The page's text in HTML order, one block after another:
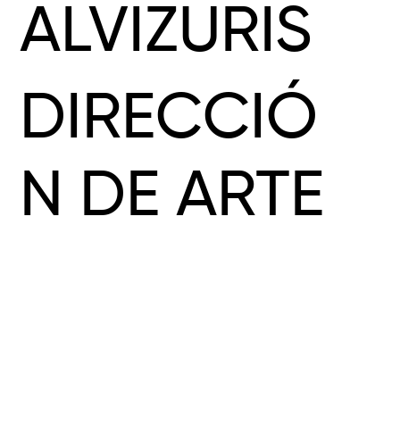
ALVIZURIS
DIRECCIÓ
N DE ARTE